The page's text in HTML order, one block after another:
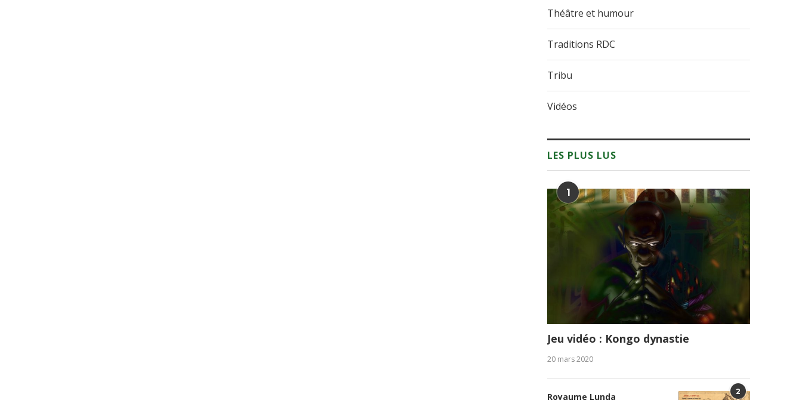
Théâtre et humour
Traditions RDC
Tribu
Vidéos
LES PLUS LUS
1
Jeu vidéo : Kongo dynastie
20 mars 2020
2
Royaume Lunda